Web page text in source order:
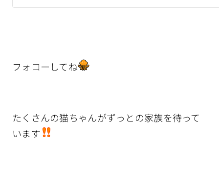
フォローしてね
たくさんの猫ちゃんがずっとの家族を待って
います